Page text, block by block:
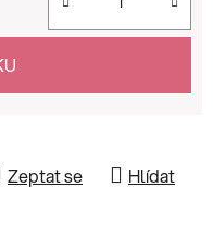
Zeptat se Hlídat